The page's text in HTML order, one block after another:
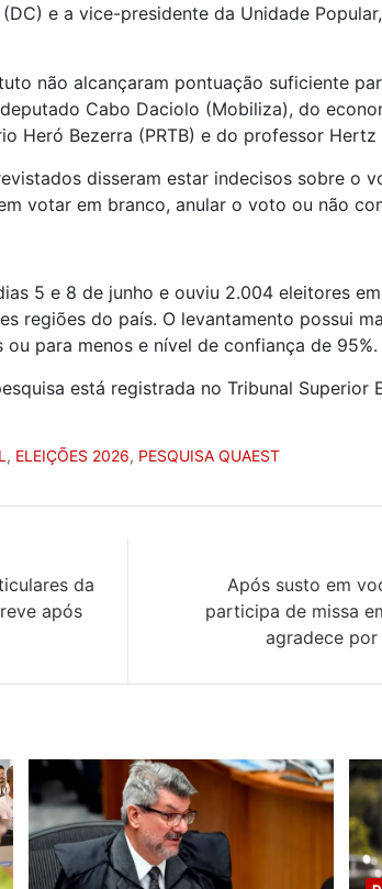
e a vice-presidente da Unidade
não alcançaram pontuação suficiente
Cabo Daciolo (Mobiliza), do
Heró Bezerra (PRTB) e do professor Hertz
disseram estar indecisos sobre o
votar em branco, anular o voto ou não
5 e 8 de junho e ouviu 2.004 eleitores
regiões do país. O levantamento possui
para menos e nível de confiança de 95%.
está registrada no Tribunal Superior
, ELEIÇÕES 2026, PESQUISA QUAEST
da
após
Após susto em
participa de missa
agradece por